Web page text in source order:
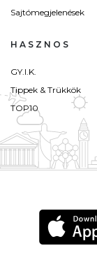
Sajtómegjelenések
HASZNOS
GY.I.K.
Tippek & Trükkök
TOP10